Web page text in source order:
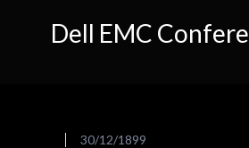
Dell EMC
30/12/1899